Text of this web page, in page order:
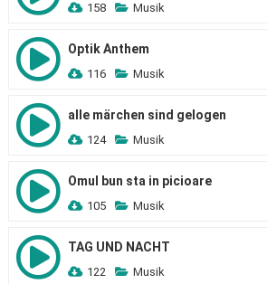
158 Musik
Optik Anthem
116 Musik
alle märchen sind gelogen
124 Musik
Omul bun sta in picioare
105 Musik
TAG UND NACHT
122 Musik